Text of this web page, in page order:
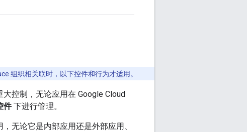
组织相关联时，以下控件和行为才适用。
控制，无论应用在 Google Cloud
件下进行管理。
，无论它是内部应用还是外部应用、